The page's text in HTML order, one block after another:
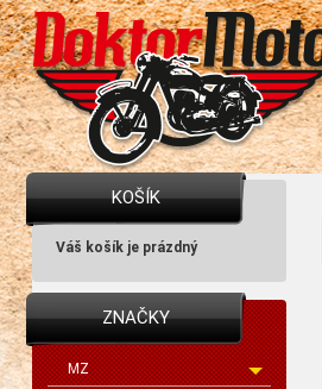
KOŠÍK
Váš košík je prázdný
ZNAČKY
MZ